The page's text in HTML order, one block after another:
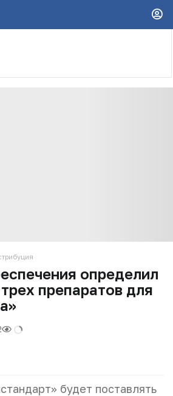
определил
препаратов для
будет поставлять